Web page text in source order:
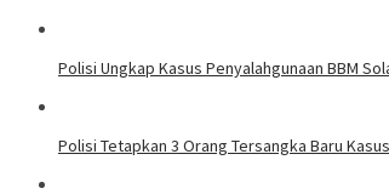
Polisi Ungkap Kasus Penyalahgunaan BBM
Polisi Tetapkan 3 Orang Tersangka Baru